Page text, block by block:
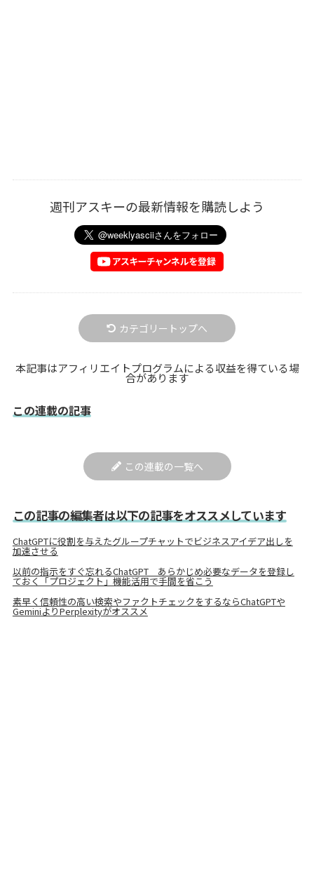
週刊アスキーの最新情報を購読しよう
カテゴリートップへ
本記事はアフィリエイトプログラムによる収益を得ている場
合があります
この連載の記事
この連載の一覧へ
この記事の編集者は以下の記事をオススメしています
ChatGPTに役割を与えたグループチャットでビジネスアイデア出しを
加速させる
以前の指示をすぐ忘れるChatGPT あらかじめ必要なデータを登録し
ておく「プロジェクト」機能活用で手間を省こう
素早く信頼性の高い検索やファクトチェックをするならChatGPTや
GeminiよりPerplexityがオススメ